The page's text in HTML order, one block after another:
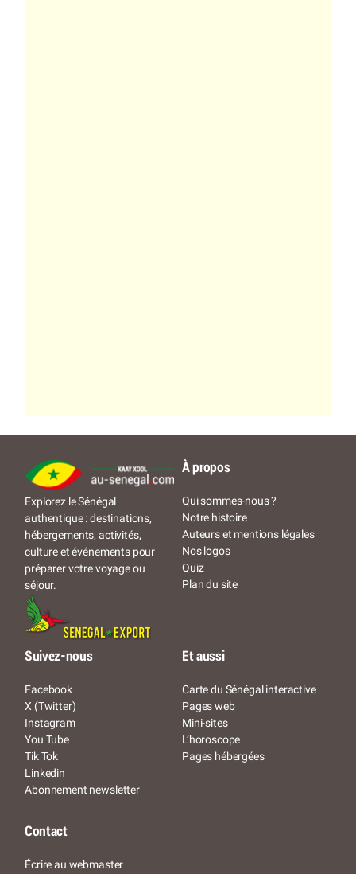
Explorez le Sénégal
authentique : destinations,
hébergements, activités,
culture et événements pour
préparer votre voyage ou
séjour.
À propos
Qui sommes-nous ?
Notre histoire
Auteurs et mentions légales
Nos logos
Quiz
Plan du site
Suivez-nous
Facebook
X (Twitter)
Instagram
You Tube
Tik Tok
Linkedin
Abonnement newsletter
Et aussi
Carte du Sénégal interactive
Pages web
Mini-sites
L’horoscope
Pages hébergées
Contact
Écrire au webmaster